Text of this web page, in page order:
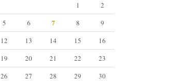
1
2
5 6 7 8
9
12 13 14 15
16
19 20 21 22
23
26 27 28 29
30